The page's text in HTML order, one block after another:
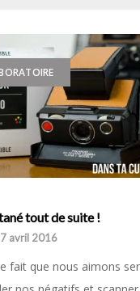
tout de suite !
7 avril 2016
fait que nous aimons